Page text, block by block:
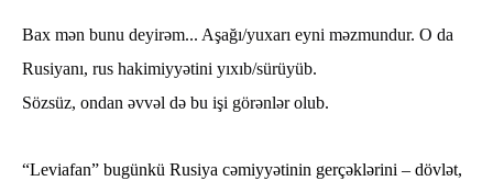
Bax mən bunu deyirəm... Aşağı/yuxarı eyni məzmundur. O da
Rusiyanı, rus hakimiyyətini yıxıb/sürüyüb.
Sözsüz, ondan əvvəl də bu işi görənlər olub.
“Leviafan” bugünkü Rusiya cəmiyyətinin gerçəklərini – dövlət,